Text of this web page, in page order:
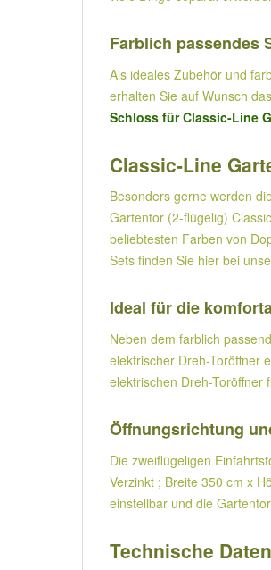
Farblich passendes
Als ideales Zubehör und
erhalten Sie auf Wunsch
Schloss für Classic-Line
Classic-Line
Besonders gerne werden
Gartentor (2-flügelig)
beliebtesten Farben von
Sets finden Sie hier bei
Ideal für die
Neben dem farblich
elektrischer Dreh-Toröffner
elektrischen Dreh-Toröffner
Öffnungsrichtung
Die zweiflügeligen
Verzinkt ; Breite 350 cm x
einstellbar und die
Technische